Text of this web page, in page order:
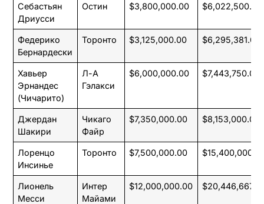
Себастьян
Дриусси
Остин $3,800,000.00 $6,022,500.00
Федерико
Бернардески
Торонто $3,125,000.00 $6,295,381.00
Хавьер
Эрнандес
(Чичарито)
Л-А
Гэлакси
$6,000,000.00 $7,443,750.00
Джердан
Шакири
Чикаго
Файр
$7,350,000.00 $8,153,000.00
Лоренцо
Инсинье
Торонто $7,500,000.00
Лионель
Месси
Интер
Майами
$12,000,000.00